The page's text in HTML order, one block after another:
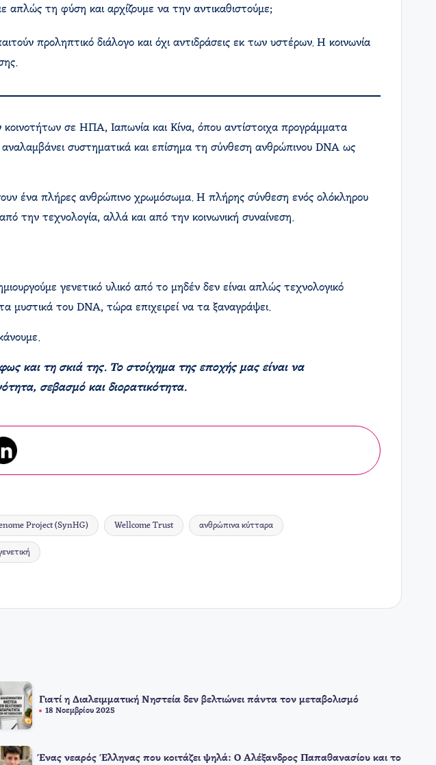
απλώς τη φύση και αρχίζουμε να την αντικαθιστούμε;
προληπτικό διάλογο και όχι αντιδράσεις εκ των υστέρων. Η κοινωνία
σε ΗΠΑ, Ιαπωνία και Κίνα, όπου αντίστοιχα προγράμματα
συστηματικά και επίσημα τη σύνθεση ανθρώπινου DNA ως
ένα πλήρες ανθρώπινο χρωμόσωμα. Η πλήρης σύνθεση ενός ολόκληρου
την τεχνολογία, αλλά και από την κοινωνική συναίνεση.
γενετικό υλικό από το μηδέν δεν είναι απλώς τεχνολογικό
του DNA, τώρα επιχειρεί να τα ξαναγράψει.
και τη σκιά της. Το στοίχημα της εποχής μας είναι να
σεβασμό και διορατικότητα.
Project (SynHG) Wellcome Trust ανθρώπινα κύτταρα
Γιατί η Διαλειμματική Νηστεία δεν βελτιώνει πάντα τον μεταβολισμό
18 Νοεμβρίου 2025
Ένας νεαρός Έλληνας που κοιτάζει ψηλά: Ο Αλέξανδρος Παπαθανασίου και το